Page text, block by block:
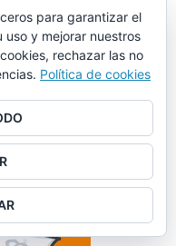
para garantizar el
y mejorar nuestros
rechazar las no
Política de cookies